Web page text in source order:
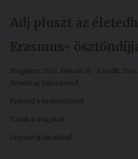
Adj pluszt az
Erasmus+
Megjelent: 2024. február 19.
Készült:
Növeld az önbizalmad!
Fejleszd a nyelvtudásod!
Tanulj új dolgokat!
Szerezz új barátokat!